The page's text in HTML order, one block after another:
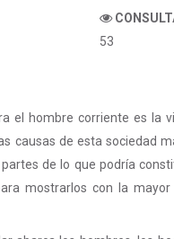
53
el hombre corriente es la
causas de esta sociedad
de lo que podría
mostrarlos con la